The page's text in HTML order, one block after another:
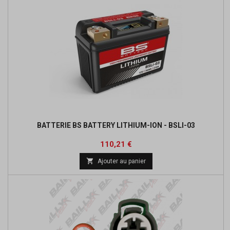
BATTERIE BS BATTERY LITHIUM-ION - BSLI-03
Prix
110,21 €Prix
de
base
 Ajouter au panier